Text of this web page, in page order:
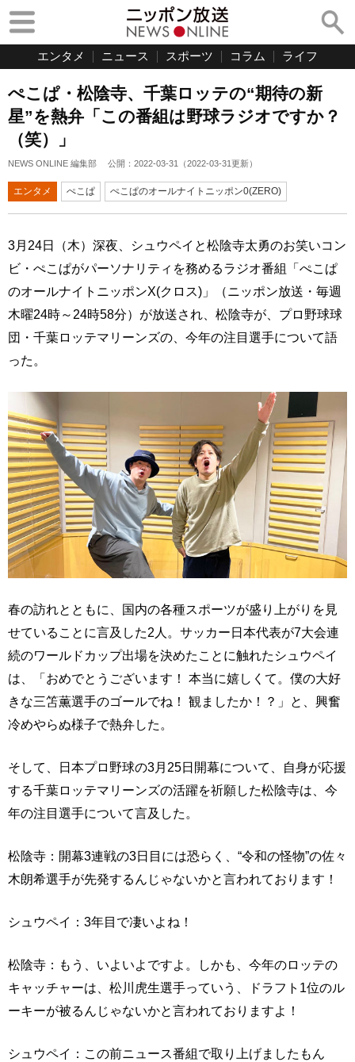
エンタメ ニュース スポーツ コラム ライフ
ぺこぱ・松陰寺、千葉ロッテの“期待の新
星”を熱弁「この番組は野球ラジオですか？
（笑）」
NEWS ONLINE 編集部 公開： 2022-03-31 （2022-03-31更新）
エンタメ ぺこぱ ぺこぱのオールナイトニッポン0(ZERO)
3月24日（木）深夜、シュウペイと松陰寺太勇のお笑いコン
ビ・ぺこぱがパーソナリティを務めるラジオ番組「ぺこぱ
のオールナイトニッポンX(クロス)」（ニッポン放送・毎週
木曜24時～24時58分）が放送され、松陰寺が、プロ野球球
団・千葉ロッテマリーンズの、今年の注目選手について語
った。
春の訪れとともに、国内の各種スポーツが盛り上がりを見
せていることに言及した2人。サッカー日本代表が7大会連
続のワールドカップ出場を決めたことに触れたシュウペイ
は、「おめでとうございます！ 本当に嬉しくて。僕の大好
きな三笘薫選手のゴールでね！ 観ましたか！？」と、興奮
冷めやらぬ様子で熱弁した。
そして、日本プロ野球の3月25日開幕について、自身が応援
する千葉ロッテマリーンズの活躍を祈願した松陰寺は、今
年の注目選手について言及した。
松陰寺：開幕3連戦の3日目には恐らく、“令和の怪物”の佐々
木朗希選手が先発するんじゃないかと言われております！
シュウペイ：3年目で凄いよね！
松陰寺：もう、いよいよですよ。しかも、今年のロッテの
キャッチャーは、松川虎生選手っていう、ドラフト1位のル
ーキーが被るんじゃないかと言われておりますよ！
シュウペイ：この前ニュース番組で取り上げましたもん